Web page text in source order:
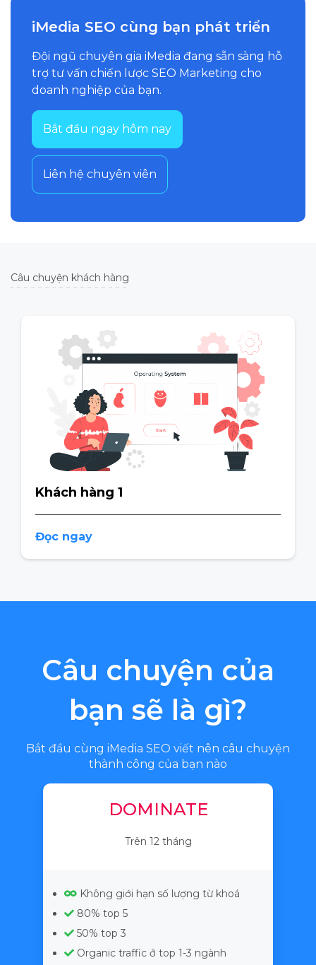
iMedia SEO cùng bạn phát triển
Đội ngũ chuyên gia iMedia đang sẵn sàng hỗ
trợ tư vấn chiến lược SEO Marketing cho
doanh nghiệp của bạn.
Bắt đầu ngay hôm nay
Liên hệ chuyên viên
Câu chuyện khách hàng
Khách hàng 1
Đọc ngay
Câu chuyện của
bạn sẽ là gì?
Bắt đầu cùng iMedia SEO viết nên câu chuyện
thành công của bạn nào
DOMINATE
Trên 12 tháng
Không giới hạn số lượng từ khoá
80% top 5
50% top 3
Organic traffic ở top 1-3 ngành